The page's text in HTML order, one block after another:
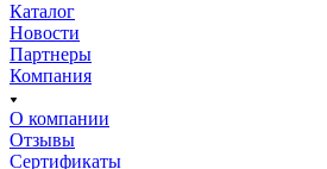
Каталог
Новости
Партнеры
Компания
О компании
Отзывы
Сертификаты